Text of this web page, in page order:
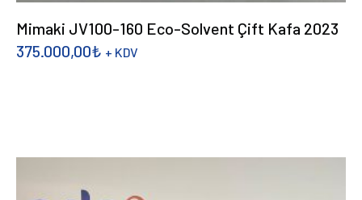
Mimaki JV100-160 Eco-Solvent Çift Kafa 2023
375.000,00₺ + KDV